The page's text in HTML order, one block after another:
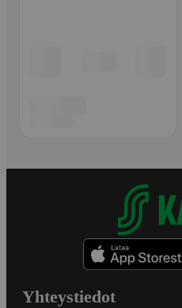
Yhteystiedot